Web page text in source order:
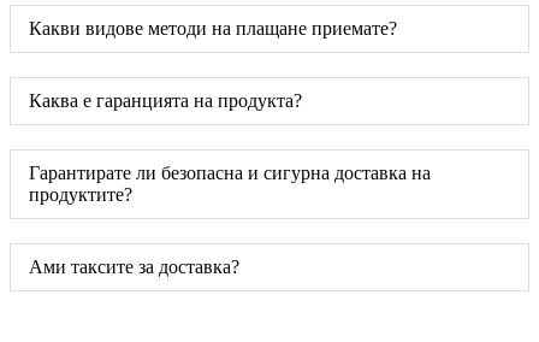
Какви видове методи на плащане приемате?
Каква е гаранцията на продукта?
Гарантирате ли безопасна и сигурна доставка на
продуктите?
Ами таксите за доставка?